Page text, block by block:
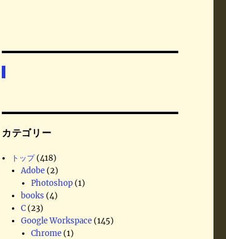
カテゴリー
トップ(418)
Adobe(2)
Photoshop(1)
books (4)
C(23)
Google Workspace(145)
Chrome(1)